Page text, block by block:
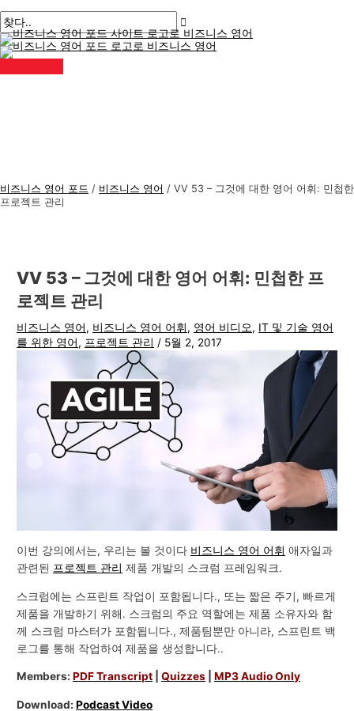
텐
츠
로
건
인
뉴
비즈니스 영어 포드 / 비즈니스 영어 / VV 53 – 그것에 대한 영어 어휘: 민첩한
프로젝트 관리
VV 53 – 그것에 대한 영어 어휘: 민첩한 프
로젝트 관리
비즈니스 영어, 비즈니스 영어 어휘, 영어 비디오, IT 및 기술 영어
를 위한 영어, 프로젝트 관리 / 5월 2, 2017
이번 강의에서는, 우리는 볼 것이다 비즈니스 영어 어휘 애자일과
관련된 프로젝트 관리 제품 개발의 스크럼 프레임워크.
스크럼에는 스프린트 작업이 포함됩니다., 또는 짧은 주기, 빠르게
제품을 개발하기 위해. 스크럼의 주요 역할에는 제품 소유자와 함
께 스크럼 마스터가 포함됩니다., 제품팀뿐만 아니라, 스프린트 백
로그를 통해 작업하여 제품을 생성합니다..
Members:PDF Transcript |Quizzes |MP3 Audio Only
Download:Podcast Video
시
물
탐
색
기
에
입
력
름
*
메
일
*
비
즈
니
스
검
색
: